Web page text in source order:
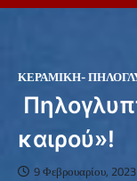
ΚΕΡΑΜΙΚΉ-
καιρού»!
9 Φεβρουαρίου, 2023